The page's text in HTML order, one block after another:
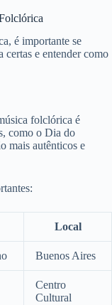
é importante se
certas e entender como
folclórica é
como o Dia do
mais autênticos e
Local
Buenos Aires
Centro
Cultural